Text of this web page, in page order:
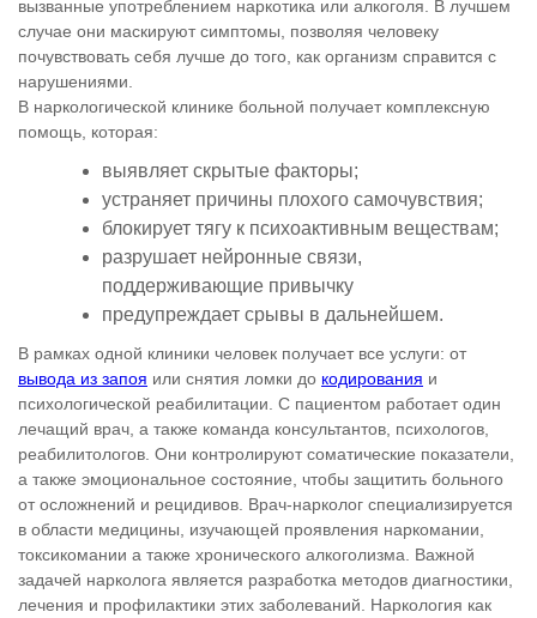
вызванные употреблением наркотика или алкоголя. В лучшем
случае они маскируют симптомы, позволяя человеку
почувствовать себя лучше до того, как организм справится с
нарушениями.
В наркологической клинике больной получает комплексную
помощь, которая:
выявляет скрытые факторы;
устраняет причины плохого самочувствия;
блокирует тягу к психоактивным веществам;
разрушает нейронные связи,
поддерживающие привычку
предупреждает срывы в дальнейшем.
В рамках одной клиники человек получает все услуги: от
вывода из запоя или снятия ломки до кодирования и
психологической реабилитации. С пациентом работает один
лечащий врач, а также команда консультантов, психологов,
реабилитологов. Они контролируют соматические показатели,
а также эмоциональное состояние, чтобы защитить больного
от осложнений и рецидивов. Врач-нарколог специализируется
в области медицины, изучающей проявления наркомании,
токсикомании а также хронического алкоголизма. Важной
задачей нарколога является разработка методов диагностики,
лечения и профилактики этих заболеваний. Наркология как